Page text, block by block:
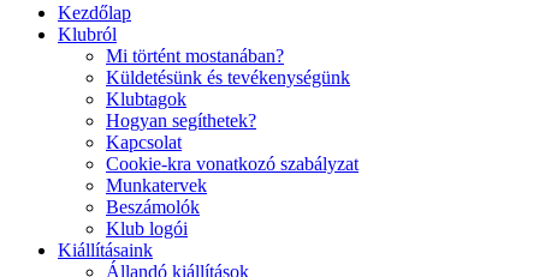
Kezdőlap
Klubról
Mi történt mostanában?
Küldetésünk és tevékenységünk
Klubtagok
Hogyan segíthetek?
Kapcsolat
Cookie-kra vonatkozó szabályzat
Munkatervek
Beszámolók
Klub logói
Kiállításaink
Állandó kiállítások